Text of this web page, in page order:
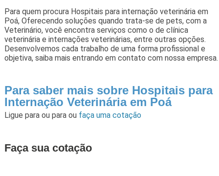
Para quem procura Hospitais para internação veterinária em
Poá, Oferecendo soluções quando trata-se de pets, com a
Veterinário, você encontra serviços como o de clínica
veterinária e internações veterinárias, entre outras opções.
Desenvolvemos cada trabalho de uma forma profissional e
objetiva, saiba mais entrando em contato com nossa empresa.
Para saber mais sobre Hospitais para
Internação Veterinária em Poá
Ligue para ou para ou faça uma cotação
Faça sua cotação